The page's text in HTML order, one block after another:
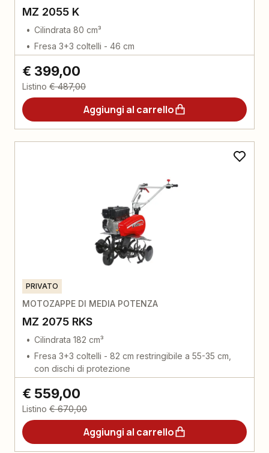
MZ 2055 K
Cilindrata 80 cm³
Fresa 3+3 coltelli - 46 cm
€ 399,00
Listino € 487,00
Aggiungi al carrello
PRIVATO
MOTOZAPPE DI MEDIA POTENZA
MZ 2075 RKS
Cilindrata 182 cm³
Fresa 3+3 coltelli - 82 cm restringibile a 55-35 cm,
con dischi di protezione
€ 559,00
Listino € 670,00
Aggiungi al carrello